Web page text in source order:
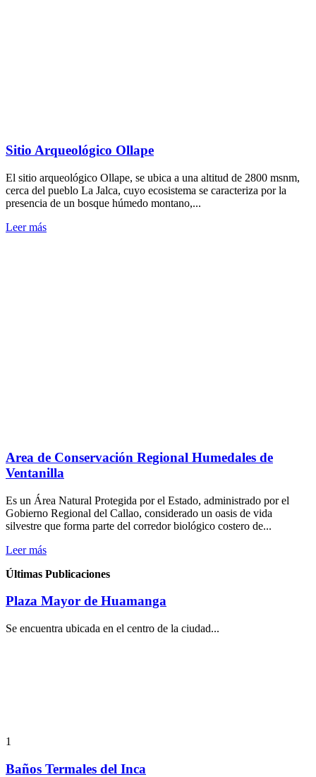
Sitio Arqueológico Ollape
El sitio arqueológico Ollape, se ubica a una altitud de 2800 msnm,
cerca del pueblo La Jalca, cuyo ecosistema se caracteriza por la
presencia de un bosque húmedo montano,...
Leer más
Area de Conservación Regional Humedales de
Ventanilla
Es un Área Natural Protegida por el Estado, administrado por el
Gobierno Regional del Callao, considerado un oasis de vida
silvestre que forma parte del corredor biológico costero de...
Leer más
Últimas Publicaciones
Plaza Mayor de Huamanga
Se encuentra ubicada en el centro de la ciudad...
1
Baños Termales del Inca